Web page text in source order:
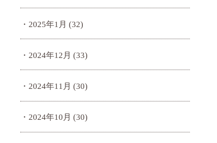
2025年1月 (32)
2024年12月 (33)
2024年11月 (30)
2024年10月 (30)